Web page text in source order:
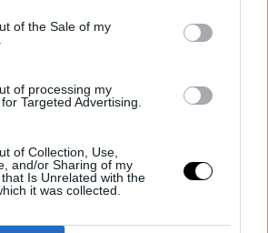
of the Sale of my
of processing my
Targeted Advertising.
of Collection, Use,
and/or Sharing of my
Is Unrelated with the
it was collected.
szeretjük ezt az egészet – csak
az igazságot is.
tudnivalók
valós probléma:
A túl sokféle
fizikai rosszullétet is okozhat.